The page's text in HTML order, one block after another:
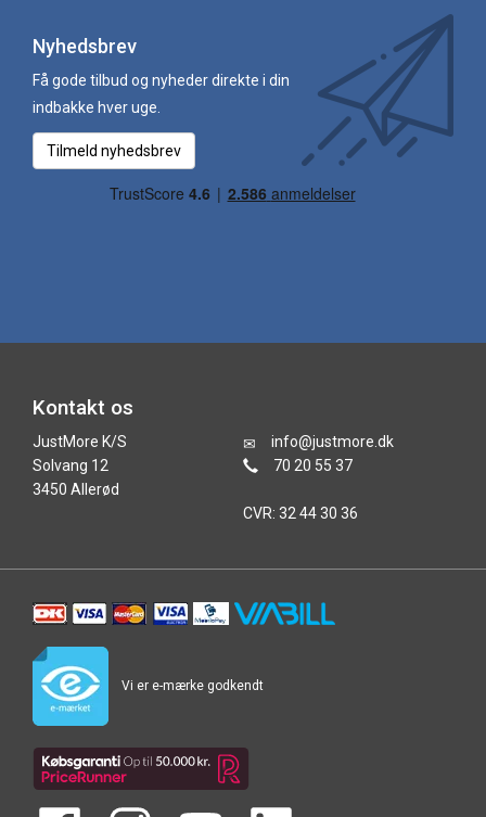
Nyhedsbrev
Få gode tilbud og nyheder direkte i din
indbakke hver uge.
Tilmeld nyhedsbrev
Kontakt os
JustMore K/S
Solvang 12
3450 Allerød
info@justmore.dk
70 20 55 37
CVR: 32 44 30 36
Vi er e-mærke godkendt